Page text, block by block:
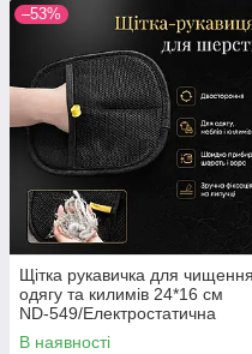
–53%
Щітка рукавичка для чищення
одягу та килимів 24*16 см
ND-549/Електростатична
рукавичка від шерсті
В наявності